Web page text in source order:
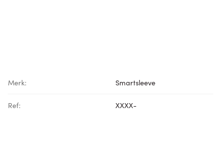
Merk: Smartsleeve
Ref: XXXX-